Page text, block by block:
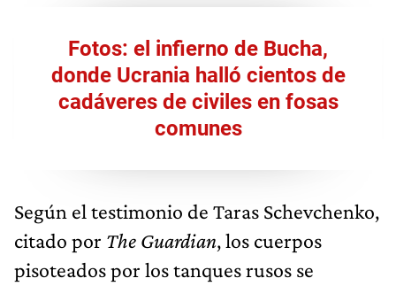
Fotos: el infierno de Bucha,
donde Ucrania halló cientos de
cadáveres de civiles en fosas
comunes
Según el testimonio de Taras Schevchenko,
citado por The Guardian, los cuerpos
pisoteados por los tanques rusos se